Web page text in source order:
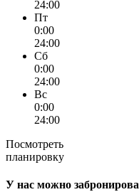
24:00
Пт
0:00
24:00
Сб
0:00
24:00
Вс
0:00
24:00
Посмотреть
планировку
У нас можно